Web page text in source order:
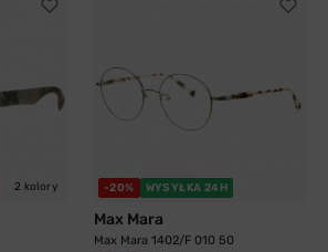
2 kolory -20% WYSYŁKA 24H
Max Mara
Max Mara 1402/F 010 50